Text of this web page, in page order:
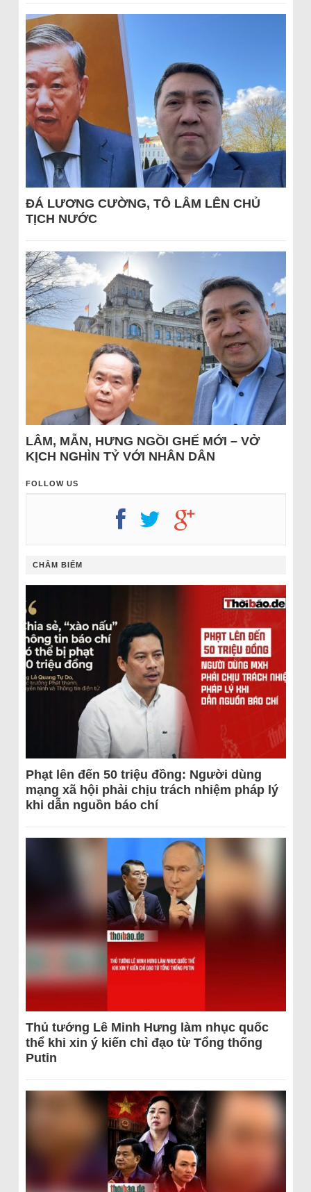
ĐÁ LƯƠNG CƯỜNG, TÔ LÂM LÊN CHỦ
TỊCH NƯỚC
LÂM, MẪN, HƯNG NGỒI GHẾ MỚI – VỞ
KỊCH NGHÌN TỶ VỚI NHÂN DÂN
FOLLOW US
CHÂM BIẾM
Phạt lên đến 50 triệu đồng: Người dùng
mạng xã hội phải chịu trách nhiệm pháp lý
khi dẫn nguồn báo chí
Thủ tướng Lê Minh Hưng làm nhục quốc
thể khi xin ý kiến chỉ đạo từ Tổng thống
Putin